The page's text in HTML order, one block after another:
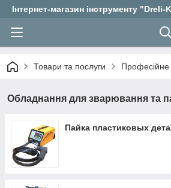
Інтернет-магазин інструменту "Dreli-
Товари та послуги Професійне
Обладнання для зварювання та
Пайка пластиковых